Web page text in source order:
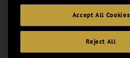
Accept All Cookies
Reject All